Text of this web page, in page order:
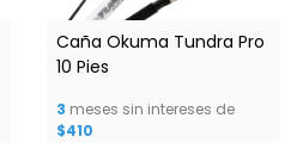
1/ 9
Caña Okuma Tundra Pro
10 Pies
3 meses sin intereses de
$410